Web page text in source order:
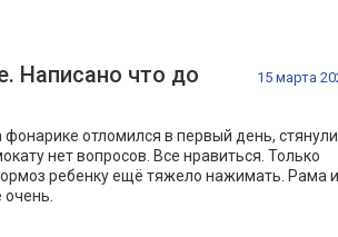
Написано что до
15 марта
отломился в первый день, стянули
нет вопросов. Все нравиться. Только
ребенку ещё тяжело нажимать. Рама и